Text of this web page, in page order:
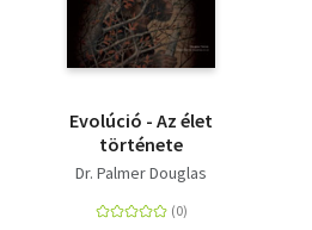
Evolúció - Az élet
története
Dr. Palmer Douglas